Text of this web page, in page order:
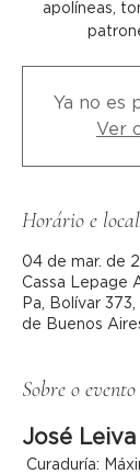
apolíneas,
Ya no es
Ver
Horário e local
04 de mar. de
Cassa Lepage
Pa, Bolívar
de Buenos
Sobre o evento
José
Curaduría: